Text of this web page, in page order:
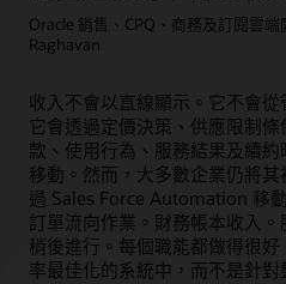
Oracle 銷售、CPQ、商務及訂閱雲
Raghavan
收入不會以直線顯示。它不會從
它會透過定價決策、供應限制
款、使用行為、服務結果及續
移動。然而，大多數企業仍將
過 Sales Force Automation 移
訂單流向作業。財務帳本收入
稍後進行。每個職能都做得很
率最佳化的系統中，而不是針對